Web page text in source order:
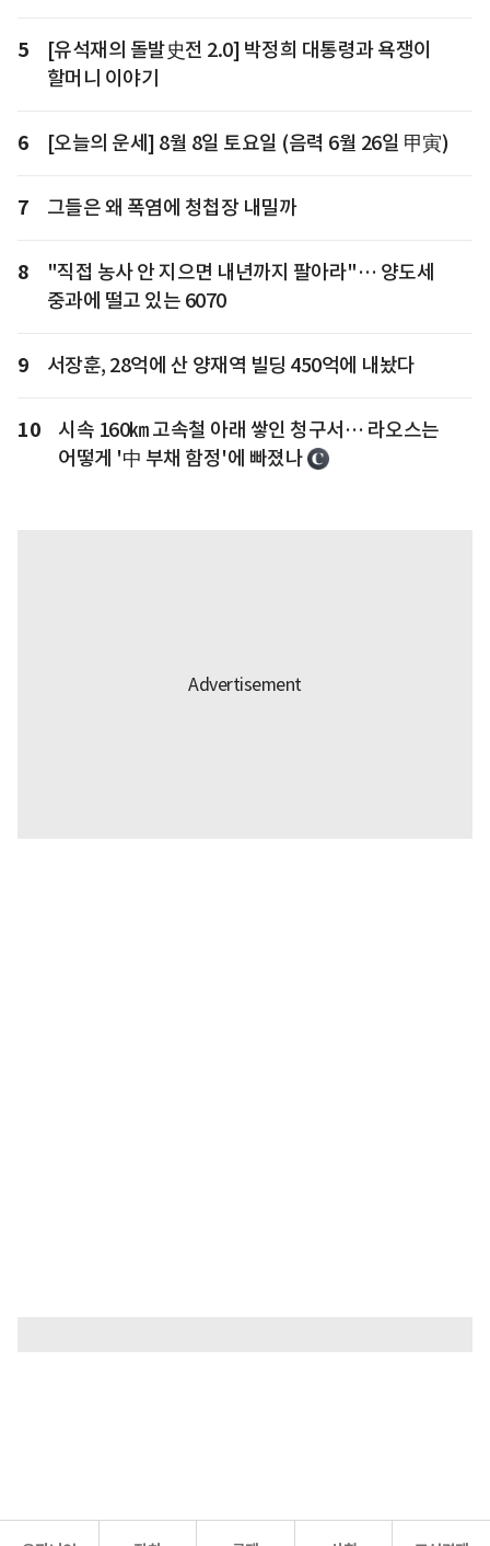
5
[유석재의 돌발史전 2.0] 박정희 대통령과 욕쟁이
할머니 이야기
6 [오늘의 운세] 8월 8일 토요일 (음력 6월 26일 甲寅)
7 그들은 왜 폭염에 청첩장 내밀까
8
"직접 농사 안 지으면 내년까지 팔아라"… 양도세
중과에 떨고 있는 6070
9 서장훈, 28억에 산 양재역 빌딩 450억에 내놨다
10
시속 160㎞ 고속철 아래 쌓인 청구서… 라오스는
어떻게 '中 부채 함정'에 빠졌나